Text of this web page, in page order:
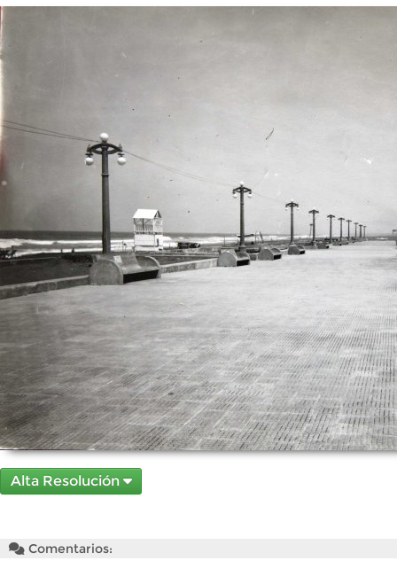
Alta Resolución
Comentarios: